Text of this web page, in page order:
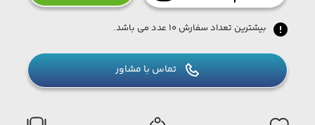
بیشترین تعداد سفارش ۱۰ عدد می باشد.
تماس با مشاور